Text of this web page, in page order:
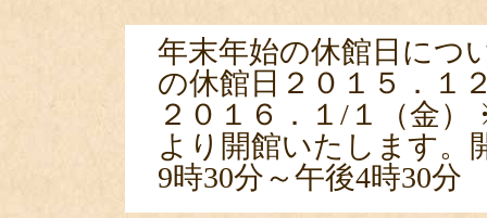
年末年始の休館日につ
の休館日２０１５．１
２０１６．１/１（金
より開館いたします。
9時30分～午後4時30分